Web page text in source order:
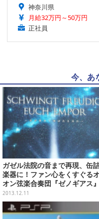
神奈川県
月給32万円～50万円
正社員
今、あ
ガゼル法院の音まで再現、缶
楽器に！ファン心をくすぐる
オン弦楽合奏団『ゼノギアス
奏会レポート
2013.12.11